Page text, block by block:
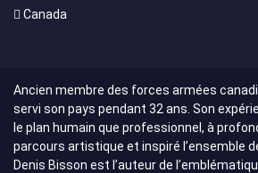
Canada
Ancien membre des forces armées
servi son pays pendant 32 ans. Son
le plan humain que professionnel, à
parcours artistique et inspiré l’ensemble
Denis Bisson est l’auteur de